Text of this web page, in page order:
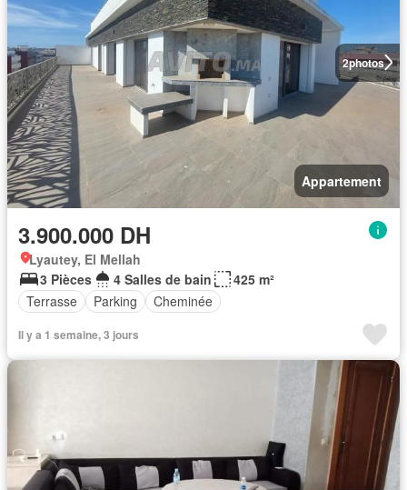
2photos
Appartement
3.900.000 DH
Lyautey, El Mellah
3 Pièces
4 Salles de bain
425 m²
Terrasse
Parking Cheminée
Il y a 1 semaine, 3 jours